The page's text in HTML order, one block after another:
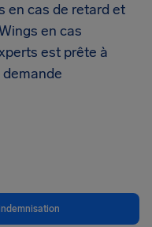
en cas de retard et
en cas
est prête à